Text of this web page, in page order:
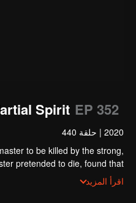
Spirit EP 352
2020
| حلقة 440
to be killed by the strong,
pretended to die, found that
set foot on the road to find
master and become the strong.
اقرأ المزيد